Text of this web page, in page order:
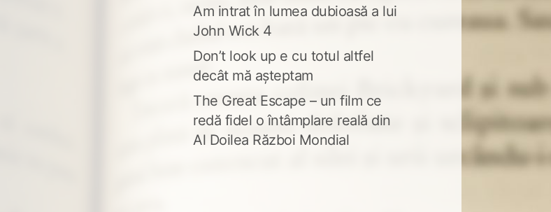
Am intrat în lumea dubioasă a lui
John Wick 4
Don’t look up e cu totul altfel
decât mă așteptam
The Great Escape – un film ce
redă fidel o întâmplare reală din
Al Doilea Război Mondial